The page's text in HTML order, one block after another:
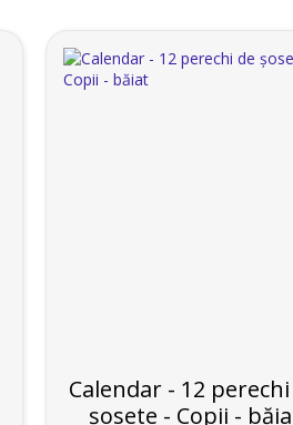
Calendar - 12
șosete - Copii -